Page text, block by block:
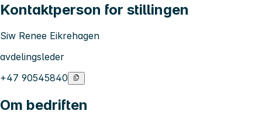
Kontaktperson for stillingen
Siw Renee Eikrehagen
avdelingsleder
+47 90545840
Om bedriften